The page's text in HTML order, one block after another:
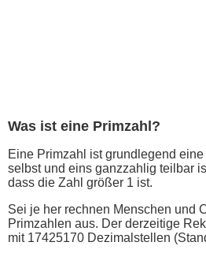
Was ist eine Primzahl?
Eine Primzahl ist grundlegend
selbst und eins ganzzahlig teilbar
dass die Zahl größer 1 ist.
Sei je her rechnen Menschen und
Primzahlen aus. Der derzeitige
mit 17425170 Dezimalstellen